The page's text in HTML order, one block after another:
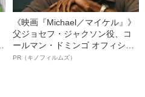
《映画『Michael／マイケル』》
父ジョセフ・ジャクソン役、コ
ールマン・ドミンゴ オフィシャ
ルインタビュー“観客を魅了した
PR（キノフィルムズ）